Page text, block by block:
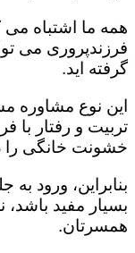
همه ما اشتباه می
فرزندپروری می
گرفته اید.
این نوع مشاوره
تربیت و رفتار با
خشونت خانگی را
بنابراین، ورود
بسیار مفید باشد،
همسرتان.